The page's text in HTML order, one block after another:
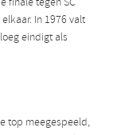
In 1976 valt
eindigt als
top meegespeeld,